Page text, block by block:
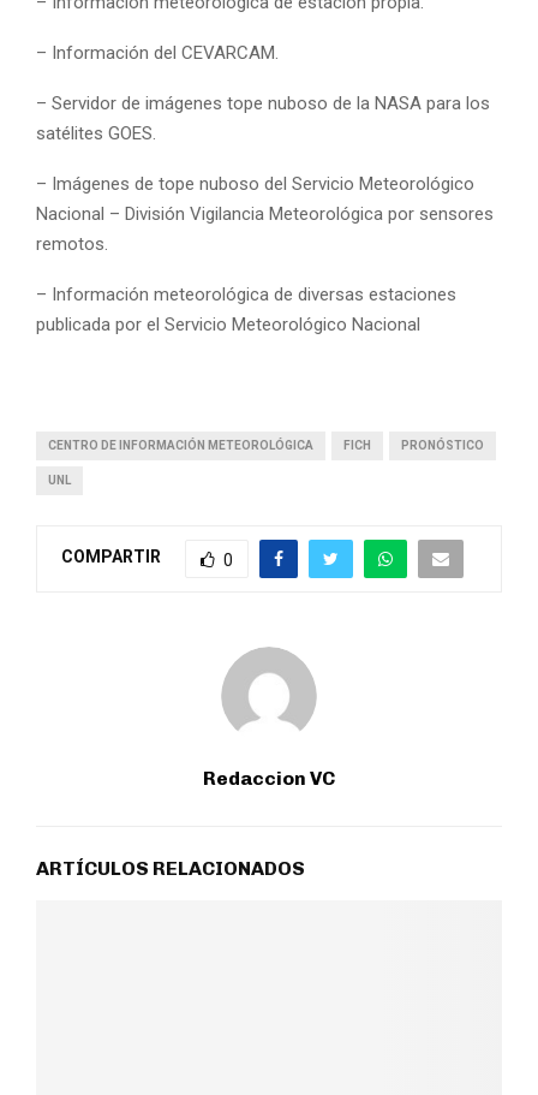
– Información del CEVARCAM.
– Servidor de imágenes tope nuboso de la NASA para los
satélites GOES.
– Imágenes de tope nuboso del Servicio Meteorológico
Nacional – División Vigilancia Meteorológica por sensores
remotos.
– Información meteorológica de diversas estaciones
publicada por el Servicio Meteorológico Nacional
CENTRO DE INFORMACIÓN METEOROLÓGICA FICH PRONÓSTICO
UNL
COMPARTIR 0
Redaccion VC
ARTÍCULOS RELACIONADOS